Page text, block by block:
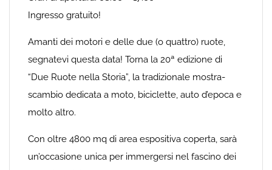
Ingresso gratuito!
Amanti dei motori e delle due (o quattro) ruote,
segnatevi questa data! Torna la 20ª edizione di
“Due Ruote nella Storia”, la tradizionale mostra-
scambio dedicata a moto, biciclette, auto d’epoca e
molto altro.
Con oltre 4800 mq di area espositiva coperta, sarà
un’occasione unica per immergersi nel fascino dei